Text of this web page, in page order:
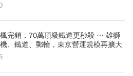
完銷，70萬頂級鐵道更秒殺 … 雄獅
、鐵道、郵輪，東京營運規模再擴大